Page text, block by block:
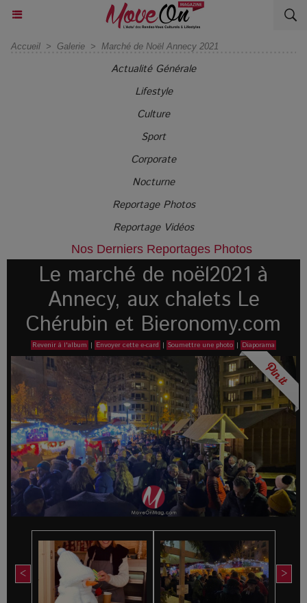
Accueil > Galerie > Marché de Noël Annecy 2021
Actualité Générale
Lifestyle
Culture
Sport
Corporate
Nocturne
Reportage Photos
Reportage Vidéos
Nos Derniers Reportages Photos
Le marché de noël2021 à
Annecy, aux chalets Le
Chérubin et Bieronomy.com
Revenir à l'album | Envoyer cette e-card | Soumettre une photo | Diaporama
< >